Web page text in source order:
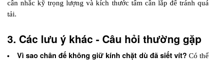
cân nhắc kỹ trọng lượng và kích thước tấm cần lắp để tránh quá
tải.
3. Các lưu ý khác - Câu hỏi thường gặp
Vì sao chân đế không giữ kính chặt dù đã siết vít? Có thể